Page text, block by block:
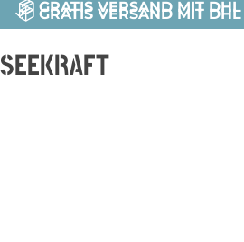
📦 GRATIS VERSAND MIT
📦 GRATIS VERSAND MIT
SEEKRAFT